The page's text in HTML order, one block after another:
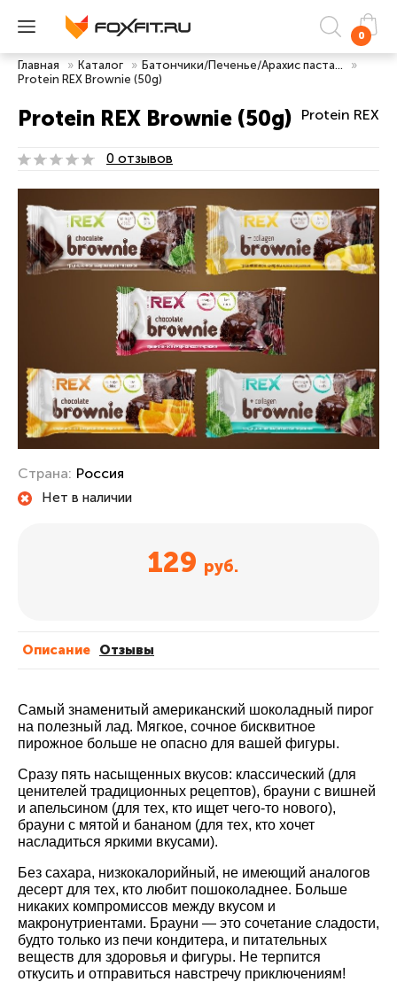
0
Главная » Каталог » Батончики/Печенье/Арахис паста...
»
Protein REX Brownie (50g)
Protein REX Brownie (50g) Protein REX
0 отзывов
Страна: Россия
Нет в наличии
129 руб.
Описание Отзывы
Самый знаменитый американский шоколадный пирог
на полезный лад. Мягкое, сочное бисквитное
пирожное больше не опасно для вашей фигуры.
Сразу пять насыщенных вкусов: классический (для
ценителей традиционных рецептов), брауни с вишней
и апельсином (для тех, кто ищет чего-то нового),
брауни с мятой и бананом (для тех, кто хочет
насладиться яркими вкусами).
Без сахара, низкокалорийный, не имеющий аналогов
десерт для тех, кто любит пошоколаднее. Больше
никаких компромиссов между вкусом и
макронутриентами. Брауни — это сочетание сладости,
будто только из печи кондитера, и питательных
веществ для здоровья и фигуры. Не терпится
откусить и отправиться навстречу приключениям!